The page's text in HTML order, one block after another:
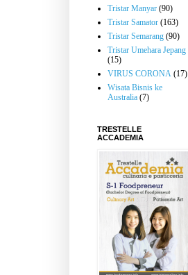
Tristar Manyar (90)
Tristar Samator (163)
Tristar Semarang (90)
Tristar Umehara Jepang
(15)
VIRUS CORONA (17)
Wisata Bisnis ke
Australia (7)
TRESTELLE
ACCADEMIA